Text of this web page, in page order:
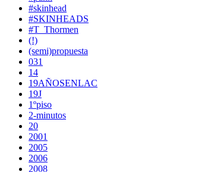
#skinhead
#SKINHEADS
#T_Thormen
(!)
(semi)propuesta
031
14
19AÑOSENLAC
19J
1ºpiso
2-minutos
20
2001
2005
2006
2008